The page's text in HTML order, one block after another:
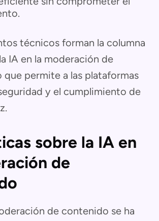
técnicos forman la columna
IA en la moderación de
permite a las plataformas
y el cumplimiento de
sobre la IA en
de
de contenido se ha